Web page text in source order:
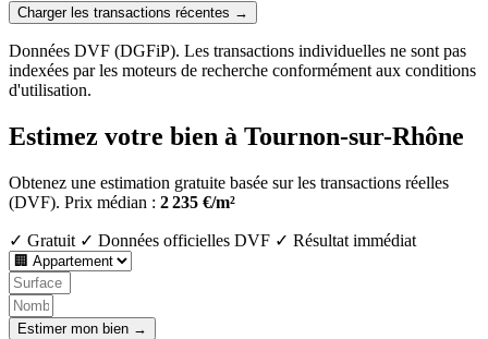
Charger les transactions récentes →
Données DVF (DGFiP). Les transactions individuelles ne sont pas
indexées par les moteurs de recherche conformément aux conditions
d'utilisation.
Estimez votre bien à Tournon-sur-Rhône
Obtenez une estimation gratuite basée sur les transactions réelles
(DVF). Prix médian : 2 235 €/m²
✓ Gratuit ✓ Données officielles DVF ✓ Résultat immédiat
Estimer mon bien →